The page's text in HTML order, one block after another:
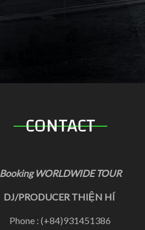
CONTACT
Booking WORLDWIDE TOUR
DJ/PRODUCER THIỆN HÍ
Phone : (+84)931451386